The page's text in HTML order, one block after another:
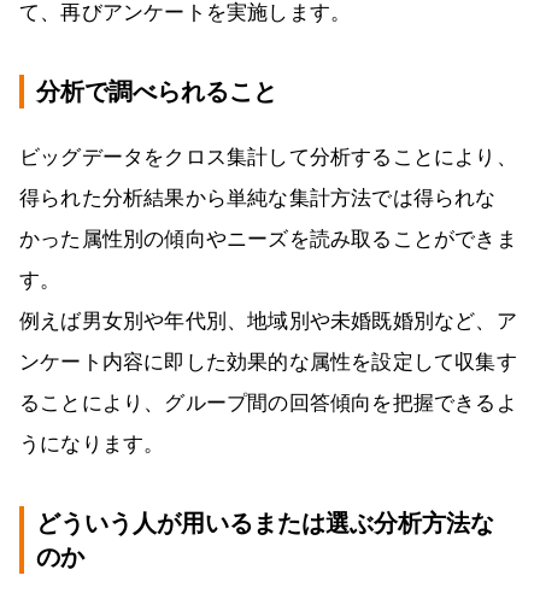
て、再びアンケートを実施します。
分析で調べられること
ビッグデータをクロス集計して分析することにより、
得られた分析結果から単純な集計方法では得られな
かった属性別の傾向やニーズを読み取ることができま
す。
例えば男女別や年代別、地域別や未婚既婚別など、ア
ンケート内容に即した効果的な属性を設定して収集す
ることにより、グループ間の回答傾向を把握できるよ
うになります。
どういう人が用いるまたは選ぶ分析方法な
のか